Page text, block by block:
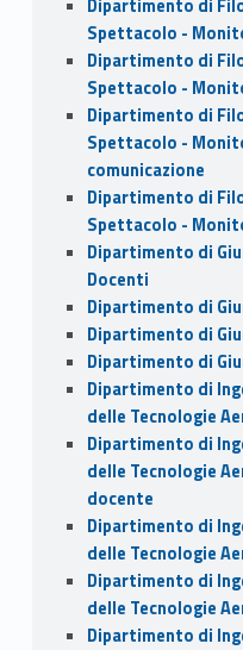
Dipartimento di
Spettacolo -
Dipartimento di
Spettacolo -
Dipartimento di
Spettacolo -
comunicazione
Dipartimento di
Spettacolo -
Dipartimento di
Docenti
Dipartimento di
Dipartimento di
Dipartimento di
Dipartimento di
delle Tecnologie
Dipartimento di
delle Tecnologie
docente
Dipartimento di
delle Tecnologie
Dipartimento di
delle Tecnologie
Dipartimento di